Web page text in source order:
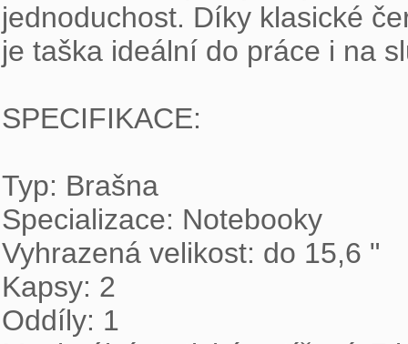
jednoduchost. Díky klasické
je taška ideální do práce i na
SPECIFIKACE:
Typ: Brašna
Specializace: Notebooky
Vyhrazená velikost: do 15,6 "
Kapsy: 2
Oddíly: 1